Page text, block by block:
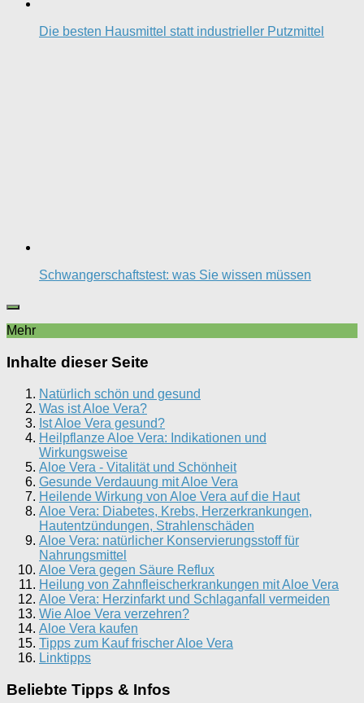
Die besten Hausmittel statt industrieller Putzmittel
Schwangerschaftstest: was Sie wissen müssen
Mehr
Inhalte dieser Seite
Natürlich schön und gesund
Was ist Aloe Vera?
Ist Aloe Vera gesund?
Heilpflanze Aloe Vera: Indikationen und
Wirkungsweise
Aloe Vera - Vitalität und Schönheit
Gesunde Verdauung mit Aloe Vera
Heilende Wirkung von Aloe Vera auf die Haut
Aloe Vera: Diabetes, Krebs, Herzerkrankungen,
Hautentzündungen, Strahlenschäden
Aloe Vera: natürlicher Konservierungsstoff für
Nahrungsmittel
Aloe Vera gegen Säure Reflux
Heilung von Zahnfleischerkrankungen mit Aloe Vera
Aloe Vera: Herzinfarkt und Schlaganfall vermeiden
Wie Aloe Vera verzehren?
Aloe Vera kaufen
Tipps zum Kauf frischer Aloe Vera
Linktipps
Beliebte Tipps & Infos